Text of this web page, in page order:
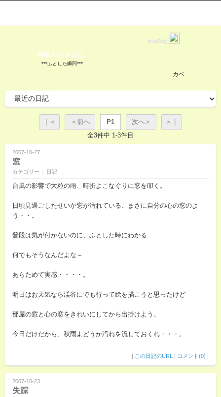
love2log
潮風大好き日記
***ふとした瞬間***
カベ
｜＜ ＜前へ P1 次へ＞
＞｜
全3件中 1-3件目
2007-10-27
窓
カテゴリー： 日記
台風の影響で大粒の雨、時折よこなぐりに窓を叩く。
日頃見過ごしたせいか窓が汚れている、まさに自分の心の窓のよ
う・・。
普段は気が付かないのに、ふとした時にわかる
何でもそうなんだよな～
あらためて実感・・・・。
明日はお天気なら渓谷にでも行って絵を描こうと思ったけど
部屋の窓と心の窓をきれいにしてから出掛けよう。
今日だけだから、秋雨よどうか汚れを流しておくれ・・・。
| この日記のURL | コメント(0) |
2007-10-23
失踪